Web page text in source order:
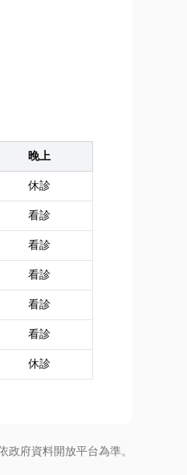
晚上
休診
看診
看診
看診
看診
看診
休診
府資料開放平台為準。